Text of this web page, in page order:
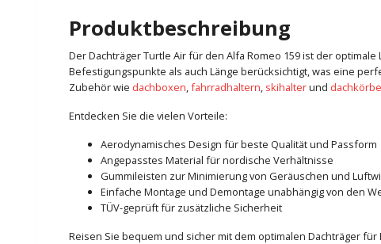
Produktbeschreibung
Der Dachträger Turtle Air für den Alfa Romeo 159 ist der
Befestigungspunkte als auch Länge berücksichtigt, was eine
Zubehör wie dachboxen,fahrradhaltern, skihalterund dachkörbe
Entdecken Sie die vielen Vorteile:
Aerodynamisches Design für beste Qualität und Passform
Angepasstes Material für nordische Verhältnisse
Gummileisten zur Minimierung von Geräuschen und
Einfache Montage und Demontage unabhängig von den
TÜV-geprüft für zusätzliche Sicherheit
Reisen Sie bequem und sicher mit dem optimalen Dachträger für